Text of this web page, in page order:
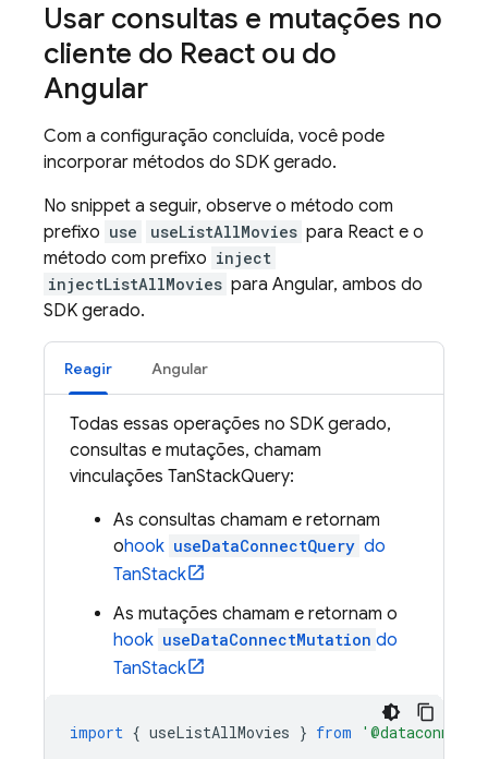
Usar consultas e mutações no
cliente do React ou do
Angular
Com a configuração concluída, você pode
incorporar métodos do SDK gerado.
No snippet a seguir, observe o método com
prefixo use useListAllMovies para React e o
método com prefixo inject
injectListAllMovies para Angular, ambos do
SDK gerado.
Reagir Angular
Todas essas operações no SDK gerado,
consultas e mutações, chamam
vinculações TanStackQuery:
As consultas chamam e retornam
ohook useDataConnectQuery do
TanStack
As mutações chamam e retornam o
hook useDataConnectMutation do
TanStack
import { useListAllMovies } from